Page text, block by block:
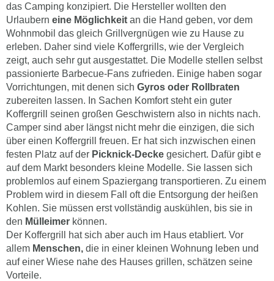
das Camping konzipiert. Die Hersteller wollten den
Urlaubern eine Möglichkeit an die Hand geben, vor dem
Wohnmobil das gleich Grillvergnügen wie zu Hause zu
erleben. Daher sind viele Koffergrills, wie der Vergleich
zeigt, auch sehr gut ausgestattet. Die Modelle stellen selbst
passionierte Barbecue-Fans zufrieden. Einige haben sogar
Vorrichtungen, mit denen sich Gyros oder Rollbraten
zubereiten lassen. In Sachen Komfort steht ein guter
Koffergrill seinen großen Geschwistern also in nichts nach.
Camper sind aber längst nicht mehr die einzigen, die sich
über einen Koffergrill freuen. Er hat sich inzwischen einen
festen Platz auf der Picknick-Decke gesichert. Dafür gibt e
auf dem Markt besonders kleine Modelle. Sie lassen sich
problemlos auf einem Spaziergang transportieren. Zu einem
Problem wird in diesem Fall oft die Entsorgung der heißen
Kohlen. Sie müssen erst vollständig auskühlen, bis sie in
den Mülleimer können.
Der Koffergrill hat sich aber auch im Haus etabliert. Vor
allem Menschen, die in einer kleinen Wohnung leben und
auf einer Wiese nahe des Hauses grillen, schätzen seine
Vorteile.